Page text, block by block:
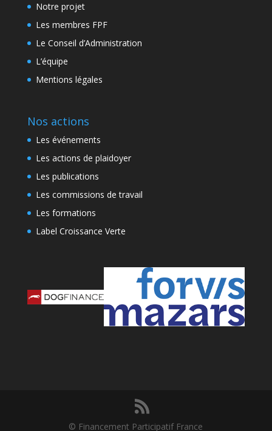
Notre projet
Les membres FPF
Le Conseil d’Administration
L’équipe
Mentions légales
Nos actions
Les événements
Les actions de plaidoyer
Les publications
Les commissions de travail
Les formations
Label Croissance Verte
© Financement Participatif France